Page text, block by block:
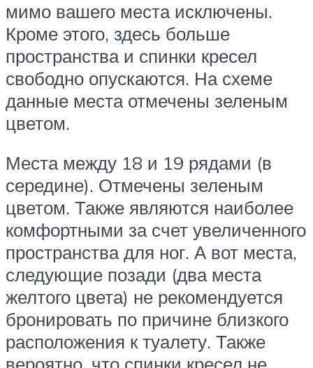
мимо вашего места исключены.
Кроме этого, здесь больше
пространства и спинки кресел
свободно опускаются. На схеме
данные места отмечены зеленым
цветом.
Места между 18 и 19 рядами (в
середине). Отмечены зеленым
цветом. Также являются наиболее
комфортными за счет увеличенного
пространства для ног. А вот места,
следующие позади (два места
желтого цвета) не рекомендуется
бронировать по причине близкого
расположения к туалету. Также